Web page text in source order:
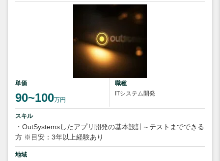
単価
90~100万円
職種
ITシステム開発
スキル
・OutSystemsしたアプリ開発の基本設計～テストまでできる
方 ※目安：3年以上経験あり
地域